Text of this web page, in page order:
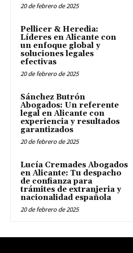
20 de febrero de 2025
Pellicer & Heredia:
Líderes en Alicante con
un enfoque global y
soluciones legales
efectivas
20 de febrero de 2025
Sánchez Butrón
Abogados: Un referente
legal en Alicante con
experiencia y resultados
garantizados
20 de febrero de 2025
Lucía Cremades Abogados
en Alicante: Tu despacho
de confianza para
trámites de extranjeria y
nacionalidad española
20 de febrero de 2025